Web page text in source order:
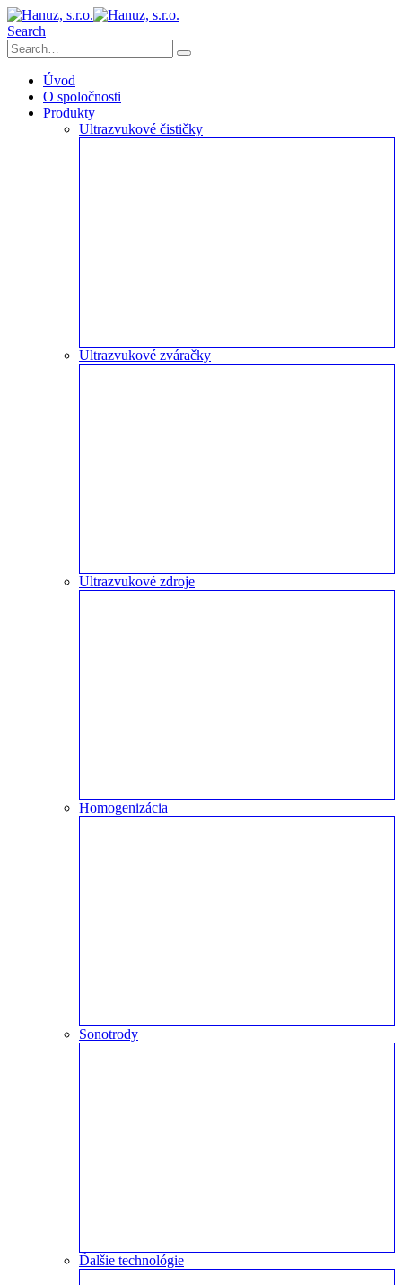
Search
Úvod
O spoločnosti
Produkty
Ultrazvukové čističky
Ultrazvukové zváračky
Ultrazvukové zdroje
Homogenizácia
Sonotrody
Ďalšie technológie